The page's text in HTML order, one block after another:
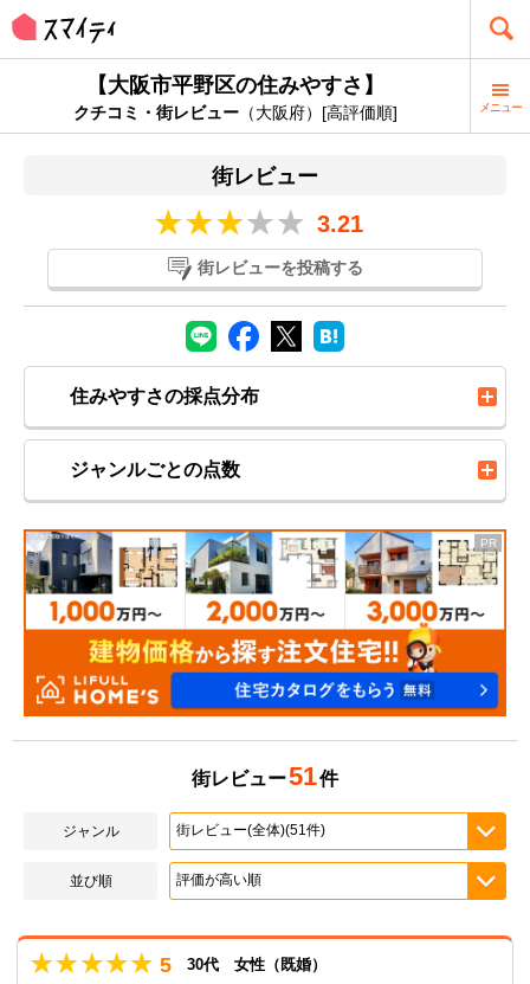
【大阪市平野区の住みやすさ】
クチコミ・街レビュー（大阪府）[高評価順] メニュー
街レビュー
3.21
街レビューを投稿する
住みやすさの採点分布
ジャンルごとの点数
街レビュー51件
ジャンル
並び順
5 30代 女性（既婚）